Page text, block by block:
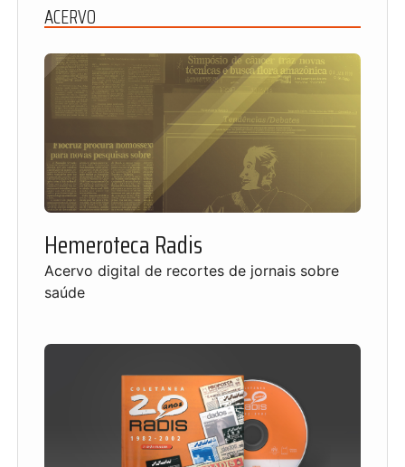
ACERVO
Hemeroteca Radis
Acervo digital de recortes de jornais sobre
saúde